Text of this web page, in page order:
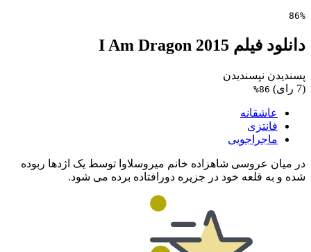
86%
دانلود فیلم I Am Dragon 2015
پسندیدن نپسندیدن
(7 رای)
86%
عاشقانه
فانتزی
ماجراجویی
در میان عروسی شاهزاده خانم میروسلاوا توسط یک اژدها ربوده
شده و به قلعه خود در جزیره دورافتاده برده می شود.